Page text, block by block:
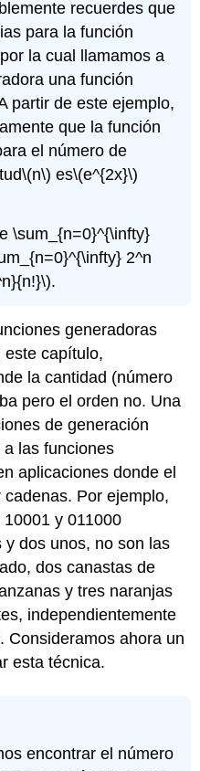
recuerdes que
para la función
la cual llamamos a
una función
partir de este ejemplo,
que la función
el número de
\(n\) es\(e^{2x}\)
\sum_{n=0}^{\infty}
2^n
.
generadoras
este capítulo,
la cantidad (número
pero el orden no. Una
de generación
las funciones
aplicaciones donde el
Por ejemplo,
y 011000
dos unos, no son las
dos canastas de
y tres naranjas
independientemente
Consideramos ahora un
esta técnica.
encontrar el número